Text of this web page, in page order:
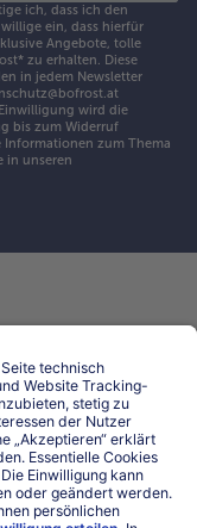
ich, dass ich den
ein, dass hierfür
Angebote, tolle
zu erhalten. Diese
in jedem Newsletter
wird die
bis zum Widerruf
zum Thema
in unseren